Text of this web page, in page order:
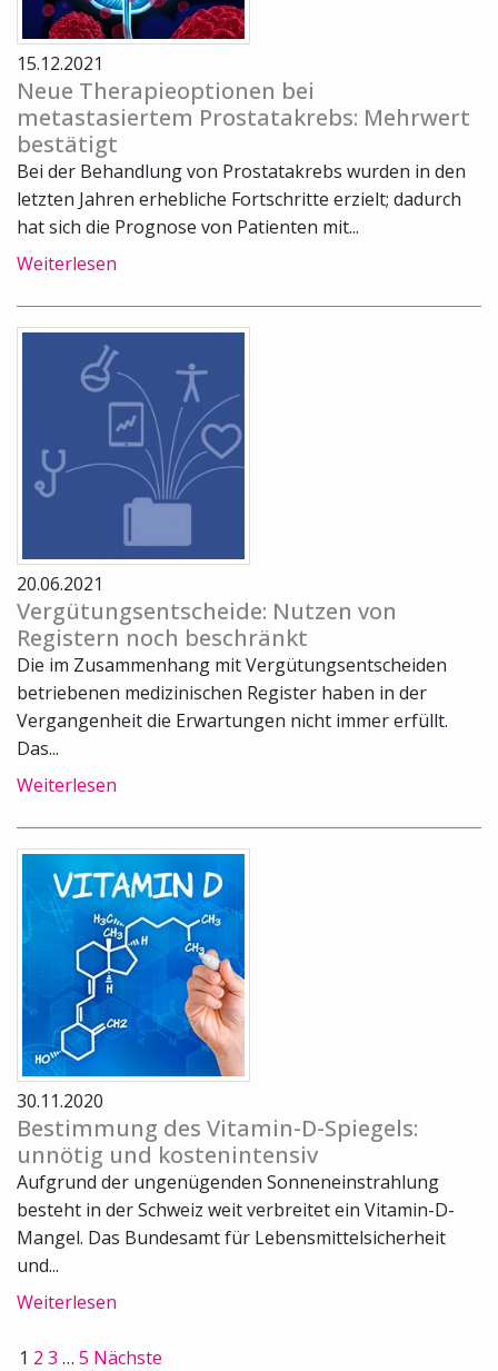
15.12.2021
Neue Therapieoptionen bei
metastasiertem Prostatakrebs: Mehrwert
bestätigt
Bei der Behandlung von Prostatakrebs wurden in den
letzten Jahren erhebliche Fortschritte erzielt; dadurch
hat sich die Prognose von Patienten mit...
Weiterlesen
20.06.2021
Vergütungsentscheide: Nutzen von
Registern noch beschränkt
Die im Zusammenhang mit Vergütungsentscheiden
betriebenen medizinischen Register haben in der
Vergangenheit die Erwartungen nicht immer erfüllt.
Das...
Weiterlesen
30.11.2020
Bestimmung des Vitamin-D-Spiegels:
unnötig und kostenintensiv
Aufgrund der ungenügenden Sonneneinstrahlung
besteht in der Schweiz weit verbreitet ein Vitamin-D-
Mangel. Das Bundesamt für Lebensmittelsicherheit
und...
Weiterlesen
1 2 3 … 5 Nächste